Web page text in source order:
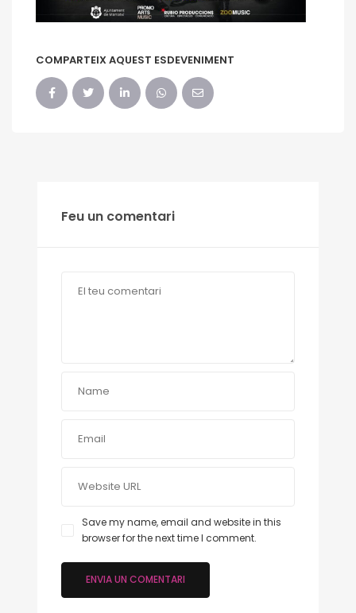
COMPARTEIX AQUEST ESDEVENIMENT
Feu un comentari
Save my name, email and website in this
browser for the next time I comment.